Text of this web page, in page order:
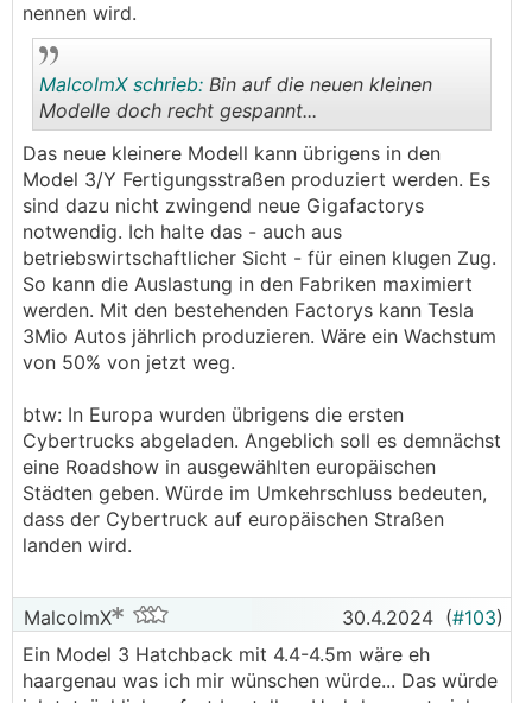
nennen wird.
..
MalcolmX schrieb: Bin auf die neuen kleinen
Modelle doch recht gespannt...
Das neue kleinere Modell kann übrigens in den
Model 3/Y Fertigungsstraßen produziert werden. Es
sind dazu nicht zwingend neue Gigafactorys
notwendig. Ich halte das - auch aus
betriebswirtschaftlicher Sicht - für einen klugen Zug.
So kann die Auslastung in den Fabriken maximiert
werden. Mit den bestehenden Factorys kann Tesla
3Mio Autos jährlich produzieren. Wäre ein Wachstum
von 50% von jetzt weg.
btw: In Europa wurden übrigens die ersten
Cybertrucks abgeladen. Angeblich soll es demnächst
eine Roadshow in ausgewählten europäischen
Städten geben. Würde im Umkehrschluss bedeuten,
dass der Cybertruck auf europäischen Straßen
landen wird.
MalcolmX 30.4.2024 (#103)
Ein Model 3 Hatchback mit 4.4-4.5m wäre eh
haargenau was ich mir wünschen würde... Das würde